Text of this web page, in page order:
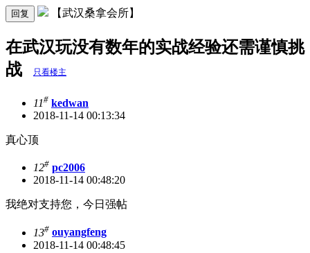
回复 【武汉桑拿会所】
在武汉玩没有数年的实战经验还需谨慎挑
战
只看楼主
11# kedwan
2018-11-14 00:13:34
真心顶
12# pc2006
2018-11-14 00:48:20
我绝对支持您，今日强帖
13# ouyangfeng
2018-11-14 00:48:45